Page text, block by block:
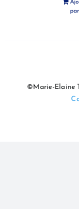
©Marie-Elaine